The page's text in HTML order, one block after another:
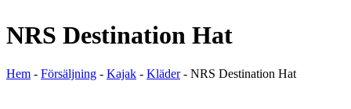
NRS Destination Hat
Hem - Försäljning - Kajak - Kläder- NRS Destination Hat